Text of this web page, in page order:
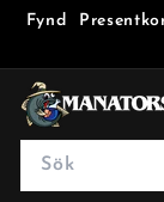
Fynd
M
a
a
Search